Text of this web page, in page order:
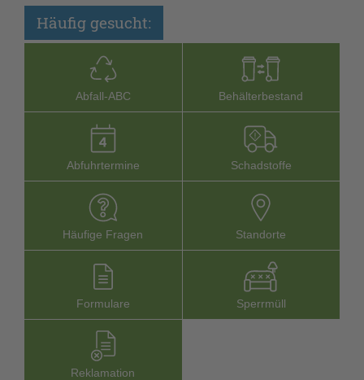
Häufig gesucht:
Abfall-­ABC Behälterbestand
Abfuhrtermine Schadstoffe
Häufige Fragen Stand­orte
Formu­lare Sperr­müll
Reklamation